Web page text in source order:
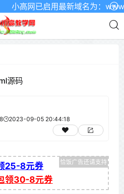
小高网已启用最新域名为：
源码
2023-09-05 20:44:18
25-8元券
领30-8元券